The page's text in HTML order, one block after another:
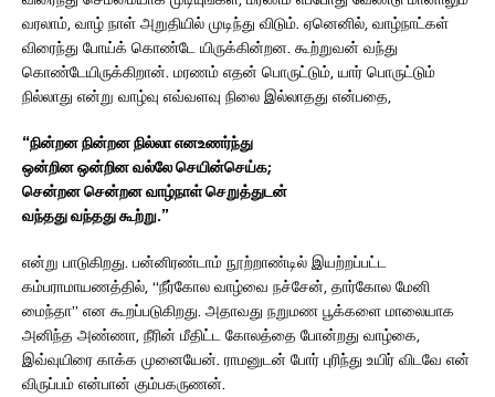
வரலாம், வாழ் நாள் அறுதியில் முடிந்து விடும். ஏனெனில், வாழ்நாட்கள்
விரைந்து போய்க் கொண்டே யிருக்கின்றன. கூற்றுவன் வந்து
கொண்டேயிருக்கிறான். மரணம் எதன் பொருட்டும், யார் பொருட்டும்
நில்லாது என்று வாழ்வு எவ்வளவு நிலை இல்லாதது என்பதை,
“நின்றன நின்றன நில்லா எனஉணர்ந்து
ஒன்றின ஒன்றின வல்லே செயின்செய்க;
சென்றன சென்றன வாழ்நாள் செறுத்துடன்
வந்தது வந்தது கூற்று.”
என்று பாடுகிறது. பன்னிரண்டாம் நூற்றாண்டில் இயற்றப்பட்ட
கம்பராமாயணத்தில், “நீர்கோல வாழ்வை நச்சேன், தார்கோல மேனி
மைந்தா” என கூறப்படுகிறது. அதாவது நறுமண பூக்களை மாலையாக
அனிந்த அண்ணா, நீரின் மீதிட்ட கோலத்தை போன்றது வாழ்கை,
இவ்வுயிரை காக்க முனையேன். ராமனுடன் போர் புரிந்து உயிர் விடவே என்
விருப்பம் என்பான் கும்பகருணன்.